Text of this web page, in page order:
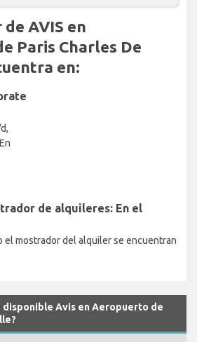
AVIS en
Paris Charles De
en:
de alquileres: En el
el mostrador del alquiler se encuentran
disponible Avis en Aeropuerto de